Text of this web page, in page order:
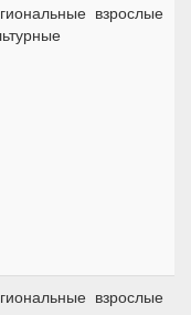
взрослые
взрослые